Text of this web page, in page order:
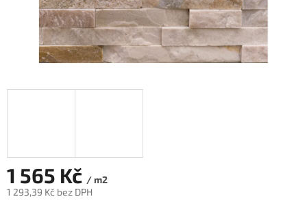
1 565 Kč / m2
1 293,39 Kč bez DPH